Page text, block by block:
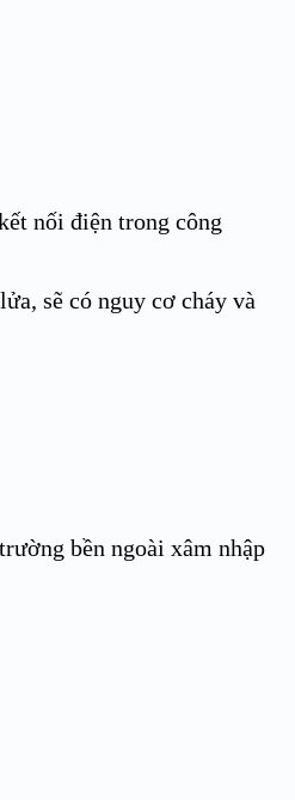
nối điện trong công
sẽ có nguy cơ cháy và
bền ngoài xâm nhập